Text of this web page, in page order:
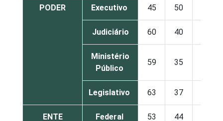
PODER Executivo 45 50
Judiciário 60 40
Ministério
Público
59 35
Legislativo 63 37
ENTE
Federal 53 44